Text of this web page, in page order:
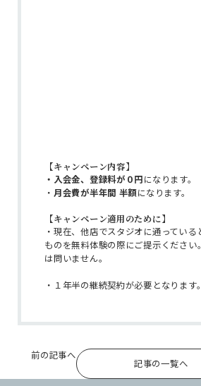
インスト
【キャンペーン内容】
・入会金、登録料が０円になります。
・ 月会費が半年間 半額になります。
【キャンペーン適用のために】
・現在、他店でスタジオに通ってい
ものを無料体験の際にご提示ください
は問いません。
・１年半の継続契約が必要となります。
前の記事へ
記事の一覧へ